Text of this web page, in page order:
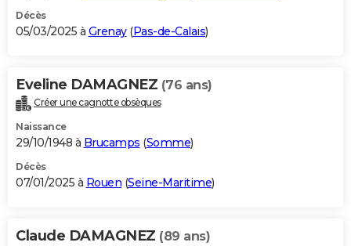
Décès
05/03/2025 à Grenay(Pas-de-Calais)
Eveline DAMAGNEZ (76 ans)
Créer une cagnotte obsèques
Naissance
29/10/1948 à Brucamps (Somme)
Décès
07/01/2025 à Rouen (Seine-Maritime)
Claude DAMAGNEZ (89 ans)